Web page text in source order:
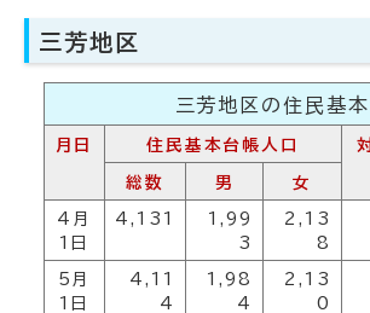
三芳地区
三芳地区の住民基
月日 住民基本台帳人口
総数 男 女
4月
1日
4,131
1,99
3
2,13
8
5月
1日
4,11
4
1,98
4
2,13
0